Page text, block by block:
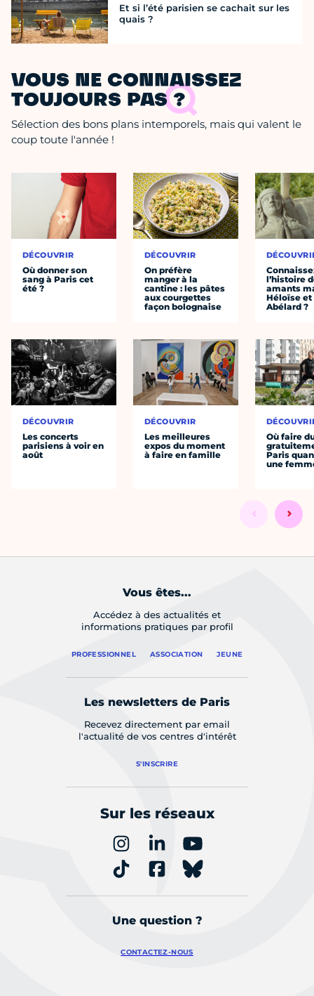
Et si l’été parisien se cachait sur les
quais ?
VOUS NE CONNAISSEZ
TOUJOURS PAS ?
Sélection des bons plans intemporels, mais qui valent le
coup toute l'année !
DÉCOUVRIR
Où donner son
sang à Paris cet
été ?
DÉCOUVRIR
Les concerts
parisiens à voir en
août
DÉCOUVRIR
On préfère
manger à la
cantine : les pâtes
aux courgettes
façon bolognaise
DÉCOUVRIR
Les meilleures
expos du moment
à faire en famille
l’histoire
amants
Héloïse et
Abélard ?
Où faire
Paris
une
Vous êtes...
Accédez à des actualités et
informations pratiques par profil
PROFESSIONNEL ASSOCIATION JEUNE
Les newsletters de Paris
Recevez directement par email
l'actualité de vos centres d'intérêt
S'INSCRIRE
Sur les réseaux
Une question ?
CONTACTEZ-NOUS